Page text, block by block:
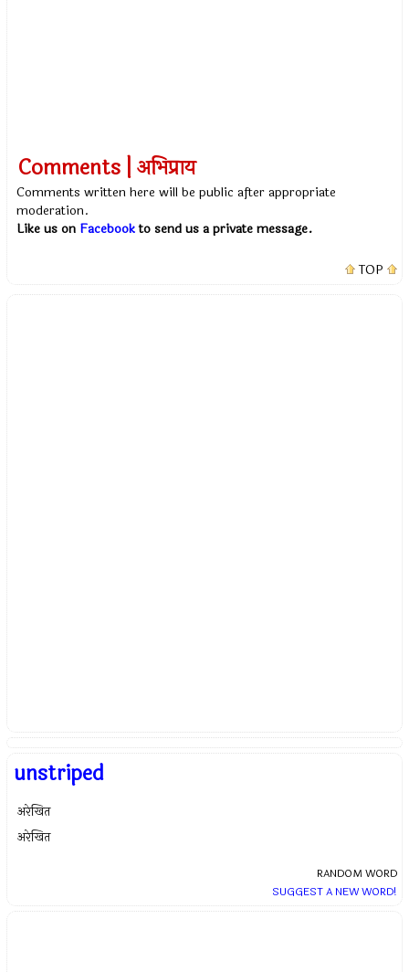
Comments | अभिप्राय
Comments written here will be public after appropriate
moderation.
Like us on Facebookto send us a private message.
TOP
unstriped
अरेखित
अरेखित
RANDOM WORD
SUGGEST A NEW WORD!